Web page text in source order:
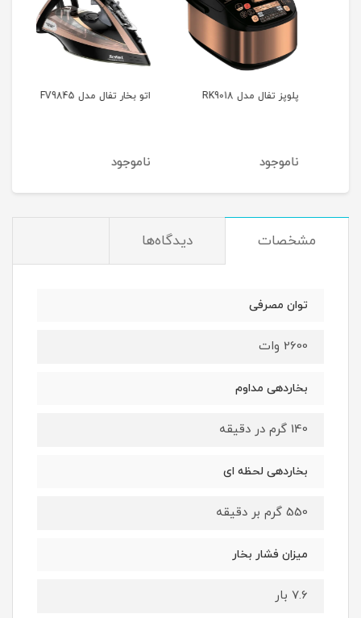
پلوپز تفال مدل RK9018
ناموجود
اتو بخار تفال مدل FV9845
ناموجود
مشخصات دیدگاه‌ها
توان مصرفی
2600 وات
بخاردهی مداوم
140 گرم در دقیقه
بخاردهی لحظه ای
550 گرم بر دقیقه
میزان فشار بخار
7.6 بار